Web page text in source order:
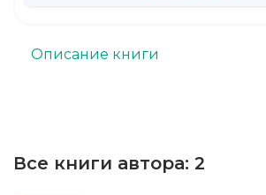
Описание книги
Все книги автора: 2